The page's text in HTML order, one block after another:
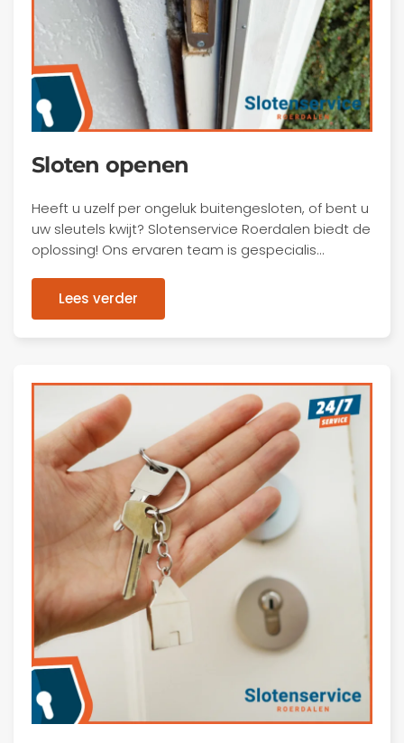
Sloten openen
Heeft u uzelf per ongeluk buitengesloten, of bent u
uw sleutels kwijt? Slotenservice Roerdalen biedt de
oplossing! Ons ervaren team is gespecialis…
Lees verder